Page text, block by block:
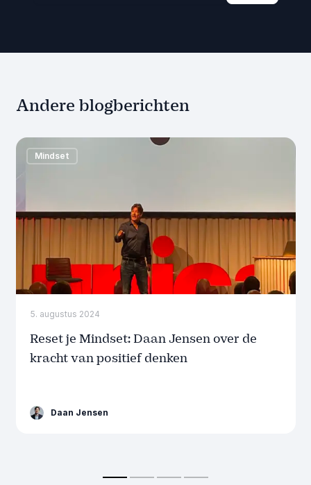
Andere blogberichten
5. augustus 2024
Reset je Mindset: Daan Jensen over de
kracht van positief denken
Mindset
Daan Jensen